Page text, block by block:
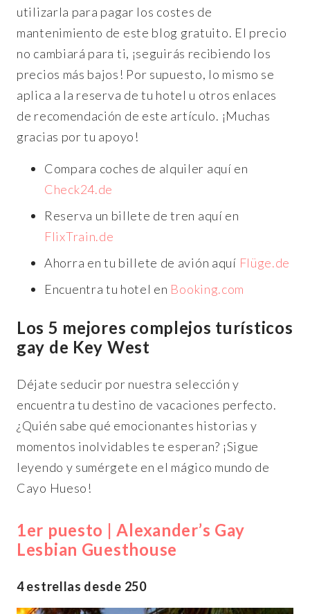
utilizarla para pagar los costes de
mantenimiento de este blog gratuito. El precio
no cambiará para ti, ¡seguirás recibiendo los
precios más bajos! Por supuesto, lo mismo se
aplica a la reserva de tu hotel u otros enlaces
de recomendación de este artículo. ¡Muchas
gracias por tu apoyo!
Compara coches de alquiler aquí en
Check24.de
Reserva un billete de tren aquí en
FlixTrain.de
Ahorra en tu billete de avión aquí Flüge.de
Encuentra tu hotel en Booking.com
Los 5 mejores complejos turísticos
gay de Key West
Déjate seducir por nuestra selección y
encuentra tu destino de vacaciones perfecto.
¿Quién sabe qué emocionantes historias y
momentos inolvidables te esperan? ¡Sigue
leyendo y sumérgete en el mágico mundo de
Cayo Hueso!
1er puesto | Alexander’s Gay
Lesbian Guesthouse
4 estrellas desde 250